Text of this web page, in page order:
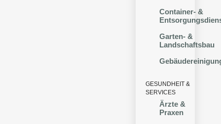
Container- &
Garten- &
Landschaftsbau
GESUNDHEIT &
SERVICES
Ärzte &
Praxen